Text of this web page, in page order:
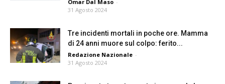
Omar Dal Maso -
31 Agosto 2024
Tre incidenti mortali in poche ore. Mamma
di 24 anni muore sul colpo: ferito...
Redazione Nazionale -
31 Agosto 2024